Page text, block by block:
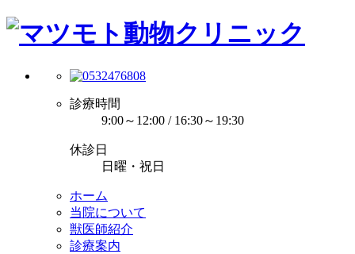
診療時間
9:00～12:00 / 16:30～19:30
休診日
日曜・祝日
ホーム
当院について
獣医師紹介
診療案内